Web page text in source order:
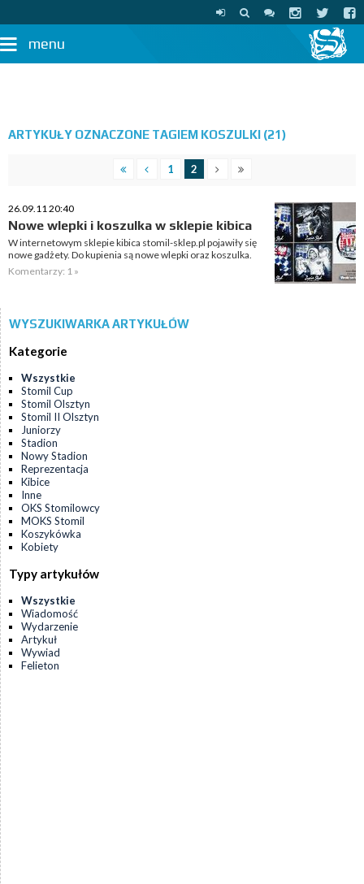
menu
ARTYKUŁY OZNACZONE TAGIEM KOSZULKI (21)
1 2
26.09.11 20:40
Nowe wlepki i koszulka w sklepie kibica
W internetowym sklepie kibica stomil-sklep.pl pojawiły się
nowe gadżety. Do kupienia są nowe wlepki oraz koszulka.
Komentarzy: 1 »
WYSZUKIWARKA ARTYKUŁÓW
Kategorie
Wszystkie
Stomil Cup
Stomil Olsztyn
Stomil II Olsztyn
Juniorzy
Stadion
Nowy Stadion
Reprezentacja
Kibice
Inne
OKS Stomilowcy
MOKS Stomil
Koszykówka
Kobiety
Typy artykułów
Wszystkie
Wiadomość
Wydarzenie
Artykuł
Wywiad
Felieton